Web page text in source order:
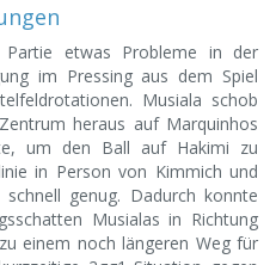
etwas Probleme in der
im Pressing aus dem Spiel
Musiala schob
heraus auf Marquinhos
um den Ball auf Hakimi zu
in Person von Kimmich und
genug. Dadurch konnte
Musialas in Richtung
einem noch längeren Weg für